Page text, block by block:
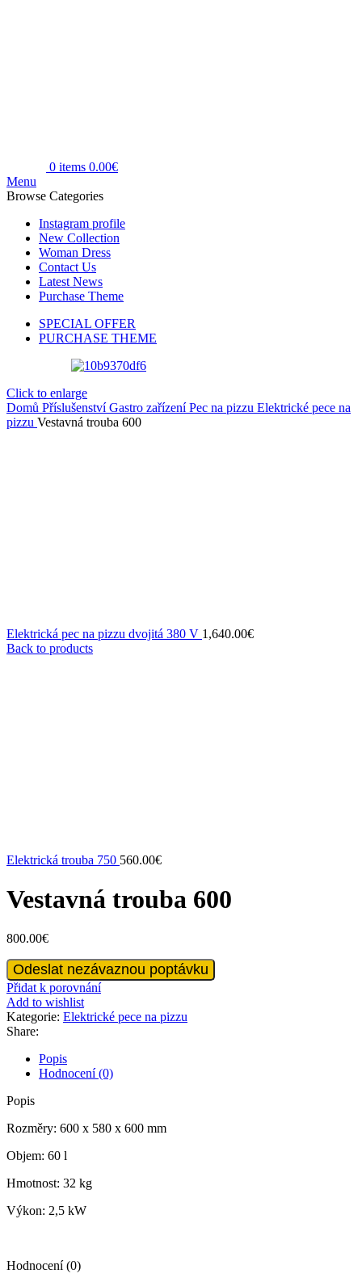
0 items 0.00€
Menu
Browse Categories
Instagram profile
New Collection
Woman Dress
Contact Us
Latest News
Purchase Theme
SPECIAL OFFER
PURCHASE THEME
Click to enlarge
Domů PříslušenstvíGastro zařízeníPec na pizzu Elektrické pece na
pizzu Vestavná trouba 600
Elektrická pec na pizzu dvojitá 380 V 1,640.00€
Back to products
Elektrická trouba 750 560.00€
Vestavná trouba 600
800.00€
Vestavná
trouba
600
množství
Odeslat nezávaznou poptávku
Přidat k porovnání
Add to wishlist
Kategorie: Elektrické pece na pizzu
Share:
Popis
Hodnocení (0)
Popis
Rozměry: 600 x 580 x 600 mm
Objem: 60 l
Hmotnost: 32 kg
Výkon: 2,5 kW
Hodnocení (0)